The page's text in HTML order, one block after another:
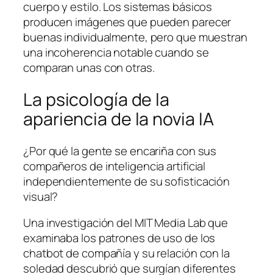
cuerpo y estilo. Los sistemas básicos
producen imágenes que pueden parecer
buenas individualmente, pero que muestran
una incoherencia notable cuando se
comparan unas con otras.
La psicología de la
apariencia de la novia IA
¿Por qué la gente se encariña con sus
compañeros de inteligencia artificial
independientemente de su sofisticación
visual?
Una investigación del MIT Media Lab que
examinaba los patrones de uso de los
chatbot de compañía y su relación con la
soledad descubrió que surgían diferentes